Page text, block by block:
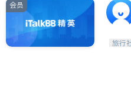
会员
旅行